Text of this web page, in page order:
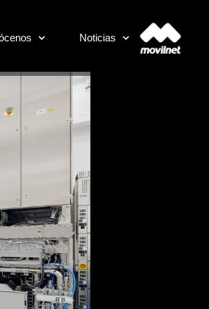
Noticias